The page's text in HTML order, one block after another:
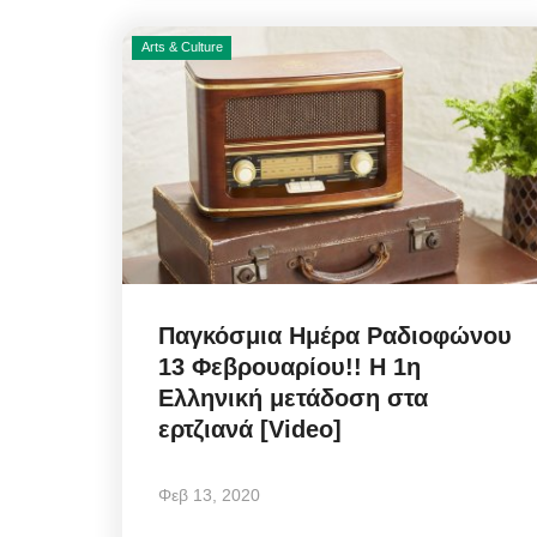
Arts & Culture
Παγκόσμια Ημέρα Ραδιοφώνου
13 Φεβρουαρίου!! Η 1η
Ελληνική μετάδοση στα
ερτζιανά [Video]
Φεβ 13, 2020
Infrastructure Resilience:
η στρατηγική της ΔΕΥΑΜ
μετατρέπει...
Η πολιτική στρατηγική της ΔΕΥΑΜ
αντλιοστάσιο Αλευκάνδρας σε υπόδειγμα...